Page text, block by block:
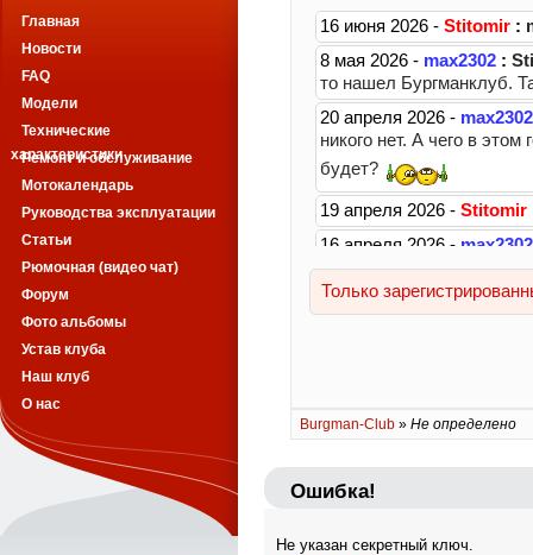
Burgman-Club » Не определено
Ошибка!
Не указан секретный ключ.
Главная
Новости
FAQ
Модели
Технические
характеристики
Ремонт и обслуживание
Мотокалендарь
Руководства эксплуатации
Статьи
Рюмочная (видео чат)
Форум
Фото альбомы
Устав клуба
Наш клуб
О нас